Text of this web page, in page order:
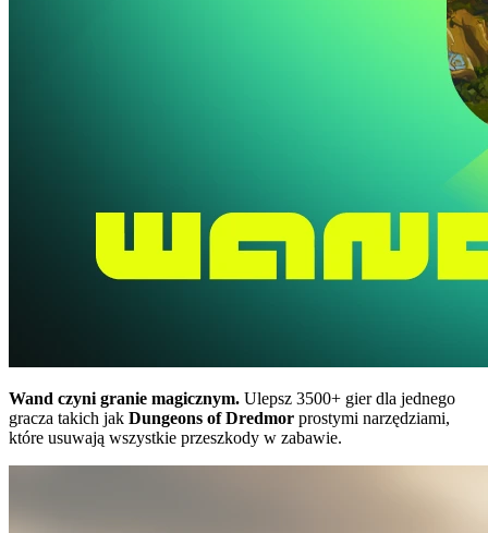
Wand czyni granie magicznym. Ulepsz 3500+ gier dla jednego
gracza takich jak Dungeons of Dredmor prostymi narzędziami,
które usuwają wszystkie przeszkody w zabawie.